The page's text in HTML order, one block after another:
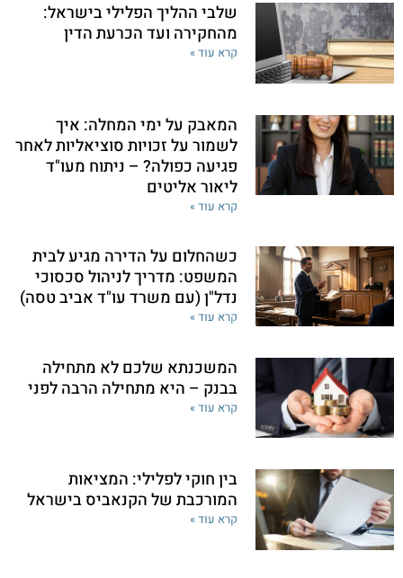
שלבי ההליך הפלילי בישראל:
מהחקירה ועד הכרעת הדין
קרא עוד »
המאבק על ימי המחלה: איך
לשמור על זכויות סוציאליות לאחר
פגיעה כפולה? – ניתוח מעו"ד
ליאור אליטים
קרא עוד »
כשהחלום על הדירה מגיע לבית
המשפט: מדריך לניהול סכסוכי
נדל"ן (עם משרד עו"ד אביב טסה)
קרא עוד »
המשכנתא שלכם לא מתחילה
בבנק – היא מתחילה הרבה לפני
קרא עוד »
בין חוקי לפלילי: המציאות
המורכבת של הקנאביס בישראל
קרא עוד »